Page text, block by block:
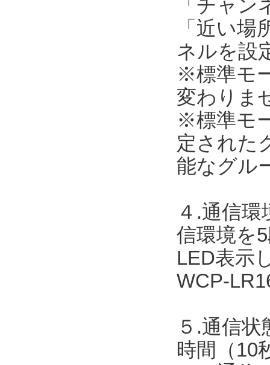
「チャ
「近い
ネルを設
※標準モ
変わりま
※標準モ
定された
能なグル
４.通信
信環境を
LED表示
WCP-
５.通信
時間（10